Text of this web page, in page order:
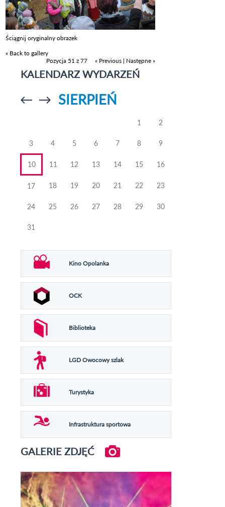
Ściągnij oryginalny obrazek
« Back to gallery
Pozycja 51 z 77
« Previous | Następne »
KALENDARZ WYDARZEŃ
Przejdź doPrzejdź do
SIERPIEŃ
1 2
3 4 5 6 7 8 9
10 11 12 13 14 15 16
17 18 19 20 21 22 23
24 25 26 27 28 29 30
31
Kino Opolanka
OCK
Biblioteka
LGD Owocowy szlak
Turystyka
Infrastruktura sportowa
GALERIE ZDJĘĆ